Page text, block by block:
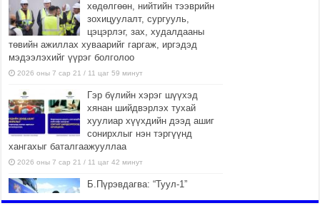
хөдөлгөөн, нийтийн тээврийн
зохицуулалт, сургууль,
цэцэрлэг, зах, худалдааны
төвийн ажиллах хуваарийг гаргаж, иргэдэд
мэдээлэхийг үүрэг болголоо
2026 оны 7 сар 21 / 11 цаг 59 минут
Гэр бүлийн хэрэг шүүхэд
хянан шийдвэрлэх тухай
хуулиар хүүхдийн дээд ашиг
сонирхлыг нэн тэргүүнд
хангахыг баталгаажууллаа
2026 оны 7 сар 21 / 11 цаг 42 минут
Б.Пүрэвдагва: “Туул-1”